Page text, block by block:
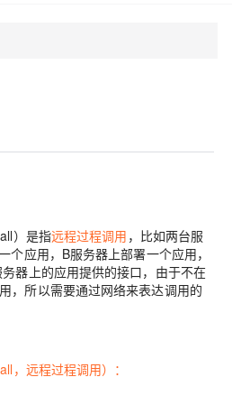
）是指远程过程调用 ，比如两台服
个应用，B服务器上部署一个应用，
器上的应用提供的接口，由于不在
，所以需要通过网络来表达调用的
，远程过程调用）：